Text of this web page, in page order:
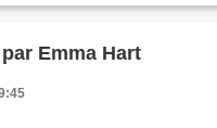
Emma Hart